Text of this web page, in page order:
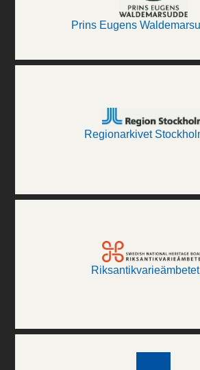
Prins Eugens
Regionarkivet
Riksantikvarieämbetet